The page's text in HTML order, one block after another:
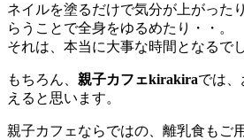
ネイルを塗るだけで気分が上がった
らうことで全身をゆるめたり・・。
それは、本当に大事な時間となるで
もちろん、 親子カフェkirakiraでは、
えると思います。
親子カフェならではの、離乳食もご